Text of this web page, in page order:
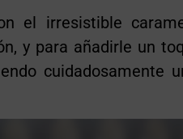
el irresistible
y para añadirle un
cuidadosamente